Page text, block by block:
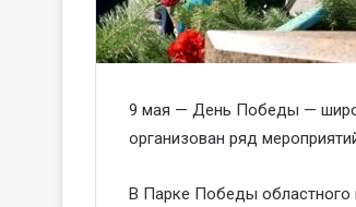
9 мая — День Победы —
организован ряд
В Парке Победы областного